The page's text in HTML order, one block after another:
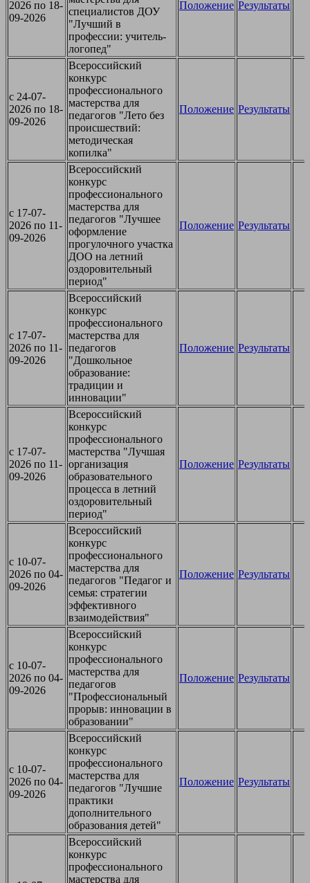
2026 по 18-
09-2026
специалистов ДОУ
"Лучший в
профессии: учитель-
логопед"
Положение Результаты
c 24-07-
2026 по 18-
09-2026
Всероссийский
конкурс
профессионального
мастерства для
педагогов "Лето без
происшествий:
методическая
копилка"
Положение Результаты
c 17-07-
2026 по 11-
09-2026
Всероссийский
конкурс
профессионального
мастерства для
педагогов "Лучшее
оформление
прогулочного участка
ДОО на летний
оздоровительный
период"
Положение Результаты
c 17-07-
2026 по 11-
09-2026
Всероссийский
конкурс
профессионального
мастерства для
педагогов
"Дошкольное
образование:
традиции и
инновации"
Положение Результаты
c 17-07-
2026 по 11-
09-2026
Всероссийский
конкурс
профессионального
мастерства "Лучшая
организация
образовательного
процесса в летний
оздоровительный
период"
Положение Результаты
c 10-07-
2026 по 04-
09-2026
Всероссийский
конкурс
профессионального
мастерства для
педагогов "Педагог и
семья: стратегии
эффективного
взаимодействия"
Положение Результаты
c 10-07-
2026 по 04-
09-2026
Всероссийский
конкурс
профессионального
мастерства для
педагогов
"Профессиональный
прорыв: инновации в
образовании"
Положение Результаты
c 10-07-
2026 по 04-
09-2026
Всероссийский
конкурс
профессионального
мастерства для
педагогов "Лучшие
практики
дополнительного
образования детей"
Положение Результаты
Всероссийский
конкурс
профессионального
мастерства для